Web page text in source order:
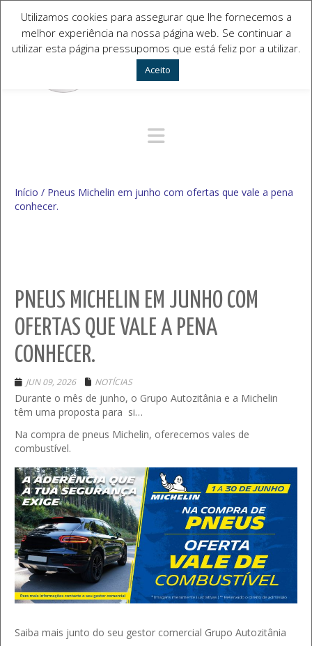
Navegação Alternativa
Início / Pneus Michelin em junho com ofertas que vale a pena
conhecer.
PNEUS MICHELIN EM JUNHO COM
OFERTAS QUE VALE A PENA
CONHECER.
JUN 09, 2026 NOTÍCIAS
Durante o mês de junho, o Grupo Autozitânia e a Michelin
têm uma proposta para si…
Na compra de pneus Michelin, oferecemos vales de
combustível.
Saiba mais junto do seu gestor comercial Grupo Autozitânia
Utilizamos cookies para assegurar que lhe fornecemos a
melhor experiência na nossa página web. Se continuar a
utilizar esta página pressupomos que está feliz por a utilizar.
Aceito